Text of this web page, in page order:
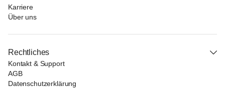
Karriere
Über uns
Rechtliches
Kontakt & Support
AGB
Datenschutzerklärung